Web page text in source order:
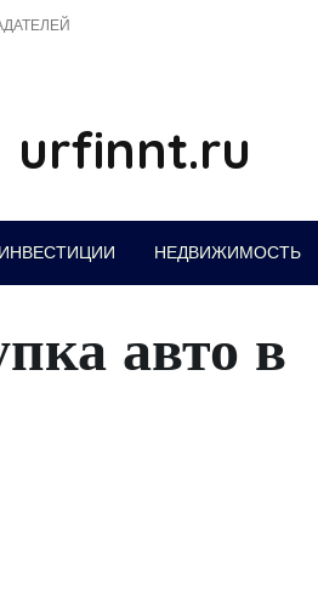
urfinnt.ru
ИНВЕСТИЦИИ НЕДВИЖИМОСТЬ
авто в